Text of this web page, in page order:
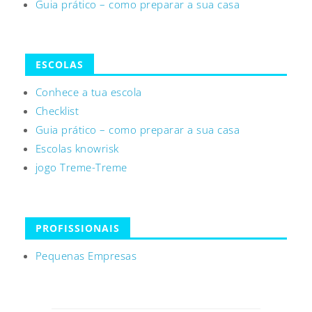
Guia prático – como preparar a sua casa
ESCOLAS
Conhece a tua escola
Checklist
Guia prático – como preparar a sua casa
Escolas knowrisk
jogo Treme-Treme
PROFISSIONAIS
Pequenas Empresas